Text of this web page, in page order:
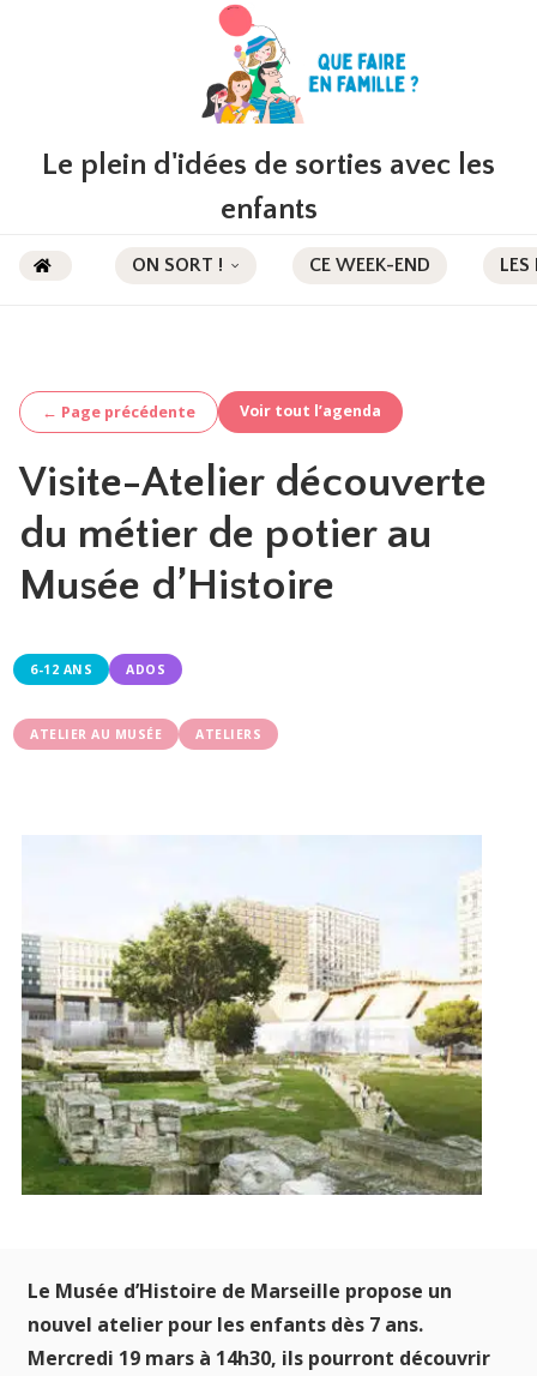
Le plein d'idées de sorties avec les
enfants
ON SORT ! CE WEEK-END LES
← Page précédente Voir tout l’agenda
Visite-Atelier découverte
du métier de potier au
Musée d’Histoire
6-12 ANS ADOS
ATELIER AU MUSÉE ATELIERS
Le Musée d’Histoire de Marseille propose un
nouvel atelier pour les enfants dès 7 ans.
Mercredi 19 mars à 14h30, ils pourront découvrir